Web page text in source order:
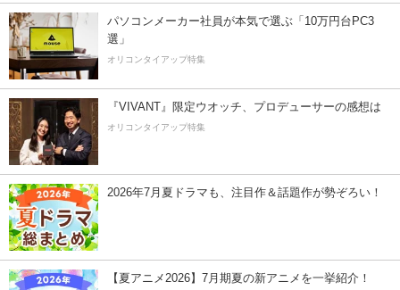
パソコンメーカー社員が本気で選ぶ「10万円台PC3
選」
オリコンタイアップ特集
『VIVANT』限定ウオッチ、プロデューサーの感想は
オリコンタイアップ特集
2026年7月夏ドラマも、注目作＆話題作が勢ぞろい！
【夏アニメ2026】7月期夏の新アニメを一挙紹介！